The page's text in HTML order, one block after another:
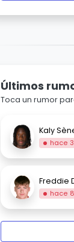
Últimos
Toca un rumor
Kaly
hace
Freddie
hace